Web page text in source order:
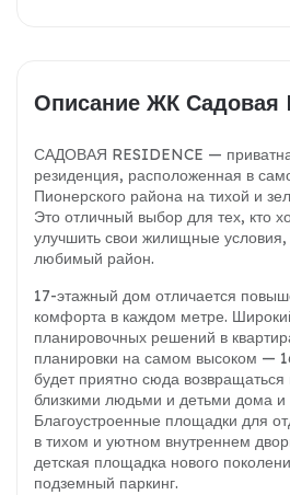
Описание ЖК Садовая
САДОВАЯ RESIDENCE —
резиденция, расположенная в
Пионерского района на тихой и
Это отличный выбор для тех, кто
улучшить свои жилищные
любимый район.
17-этажный дом отличается
комфорта в каждом метре.
планировочных решений в
планировки на самом высоком —
будет приятно сюда
близкими людьми и детьми дома
Благоустроенные площадки для
в тихом и уютном внутреннем
детская площадка нового
подземный паркинг.